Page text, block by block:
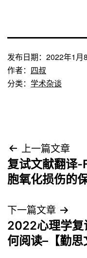
发布日期： 2022年1月
作者： 四叔
分类： 学术杂谈
文
章
航
上一篇文章
复试文献翻译-
胞氧化损伤的
下一篇文章
2022心理学复
何阅读–【勤思